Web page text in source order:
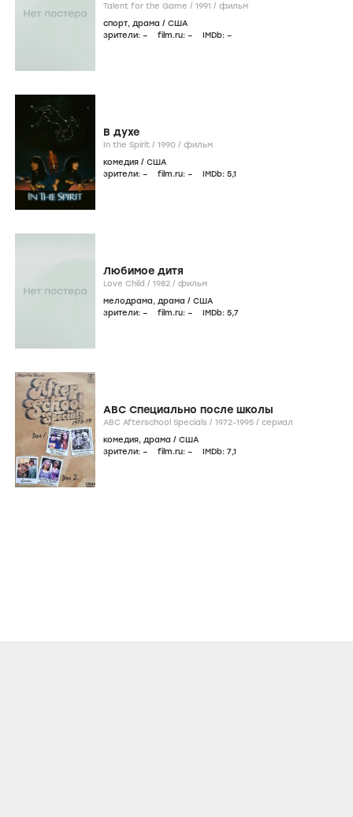
Talent for the Game / 1991 / фильм
спорт, драма / США
зрители: – film.ru: – IMDb: –
В духе
In the Spirit / 1990 / фильм
комедия / США
зрители: – film.ru: – IMDb: 5,1
Любимое дитя
Love Child / 1982 / фильм
мелодрама, драма / США
зрители: – film.ru: – IMDb: 5,7
ABC Специально после школы
ABC Afterschool Specials / 1972-1995 / сериал
комедия, драма / США
зрители: – film.ru: – IMDb: 7,1